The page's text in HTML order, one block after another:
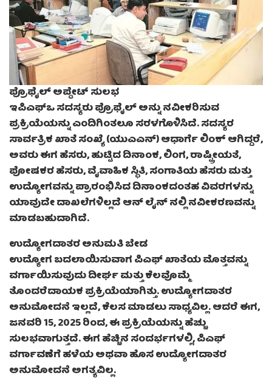
ಪ್ರೊಫೈಲ್ ಅಪ್ಡೇಟ್ ಸುಲಭ
ಇಪಿಎಫ್ಒ ಸದಸ್ಯರು ಪ್ರೊಫೈಲ್ ಅನ್ನು ನವೀಕರಿಸುವ
ಪ್ರಕ್ರಿಯೆಯನ್ನು ಎಂದಿಗಿಂತಲೂ ಸರಳಗೊಳಿಸಿದೆ. ಸದಸ್ಯರ
ಸಾರ್ವತ್ರಿಕ ಖಾತೆ ಸಂಖ್ಯೆ (ಯುಎಎನ್) ಆಧಾರ್ಗೆ ಲಿಂಕ್ ಆಗಿದ್ದರೆ,
ಅವರು ಈಗ ಹೆಸರು, ಹುಟ್ಟಿದ ದಿನಾಂಕ, ಲಿಂಗ, ರಾಷ್ಟ್ರೀಯತೆ,
ಪೋಷಕರ ಹೆಸರು, ವೈವಾಹಿಕ ಸ್ಥಿತಿ, ಸಂಗಾತಿಯ ಹೆಸರು ಮತ್ತು
ಉದ್ಯೋಗವನ್ನು ಪ್ರಾರಂಭಿಸಿದ ದಿನಾಂಕದಂತಹ ವಿವರಗಳನ್ನು
ಯಾವುದೇ ದಾಖಲೆಗಳಿಲ್ಲದೆ ಆನ್ ಲೈನ್ ನಲ್ಲಿ ನವೀಕರಣವನ್ನು
ಮಾಡಬಹುದಾಗಿದೆ.
ಉದ್ಯೋಗದಾತರ ಅನುಮತಿ ಬೇಡ
ಉದ್ಯೋಗ ಬದಲಾಯಿಸುವಾಗ ಪಿಎಫ್ ಖಾತೆಯ ಮೊತ್ತವನ್ನು
ವರ್ಗಾಯಿಸುವುದು ದೀರ್ಘ ಮತ್ತು ಕೆಲವೊಮ್ಮೆ
ತೊಂದರೆದಾಯಕ ಪ್ರಕ್ರಿಯೆಯಾಗಿತ್ತು. ಉದ್ಯೋಗದಾತರ
ಅನುಮೋದನೆ ಇಲ್ಲದೆ, ಕೆಲಸ ಮಾಡಲು ಸಾಧ್ಯವಿಲ್ಲ. ಆದರೆ ಈಗ,
ಜನವರಿ 15, 2025 ರಿಂದ, ಈ ಪ್ರಕ್ರಿಯೆಯನ್ನು ಹೆಚ್ಚು
ಸುಲಭವಾಗುತ್ತದೆ. ಈಗ ಹೆಚ್ಚಿನ ಸಂದರ್ಭಗಳಲ್ಲಿ, ಪಿಎಫ್
ವರ್ಗಾವಣೆಗೆ ಹಳೆಯ ಅಥವಾ ಹೊಸ ಉದ್ಯೋಗದಾತರ
ಅನುಮೋದನೆ ಅಗತ್ಯವಿಲ್ಲ.